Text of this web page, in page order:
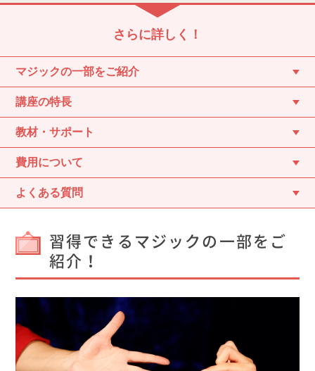
さらに詳しく！
マジックの一部をご紹介
講座の特長
教材・サポート
費用について
よくある質問
習得できるマジックの一部をご
紹介！